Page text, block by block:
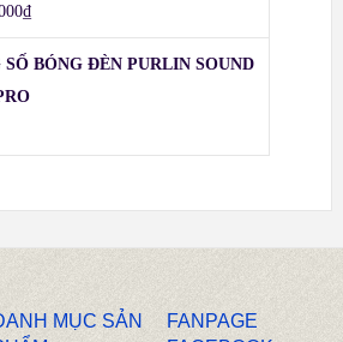
₫
SỐ BÓNG ĐÈN PURLIN SOUND
MỤC SẢN
FANPAGE